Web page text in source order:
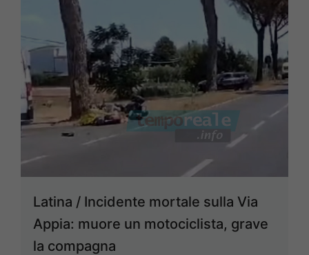
Latina / Incidente mortale sulla Via
Appia: muore un motociclista, grave
la compagna